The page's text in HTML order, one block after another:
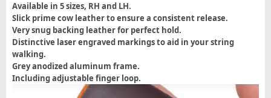
Available in 5 sizes, RH and LH.
Slick prime cow leather to ensure a consistent release.
Very snug backing leather for perfect hold.
Distinctive laser engraved markings to aid in your string
walking.
Grey anodized aluminum frame.
Including adjustable finger loop.